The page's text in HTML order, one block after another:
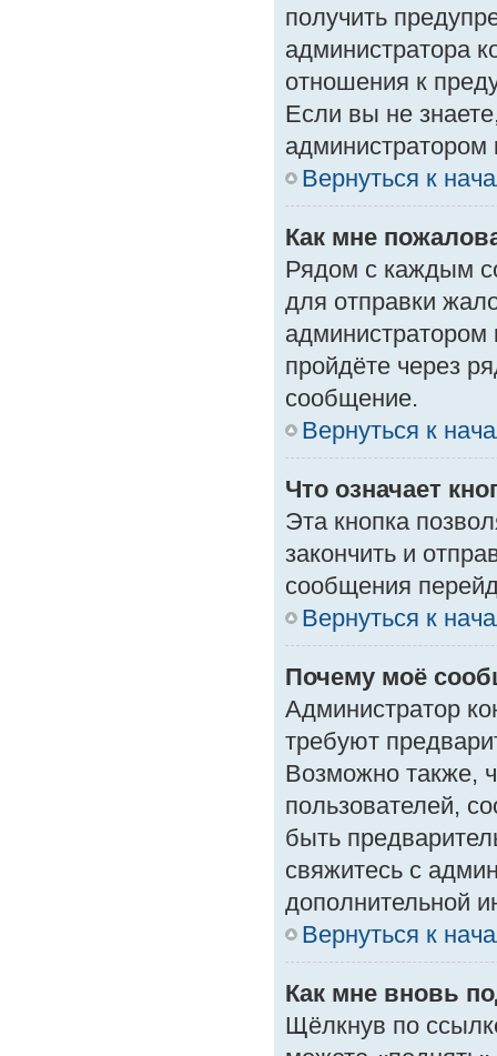
получить
администратора
отношения к
Если вы не
Вернуться к
Как мне
Рядом с каждым
для отправки
пройдёте через
сообщение.
Вернуться к
Что означает
Эта кнопка
закончить и
сообщения
Вернуться к
Почему моё
Администратор
требуют
Возможно также,
пользователей,
быть
свяжитесь с
дополнительной
Вернуться к
Как мне вновь
Щёлкнув по